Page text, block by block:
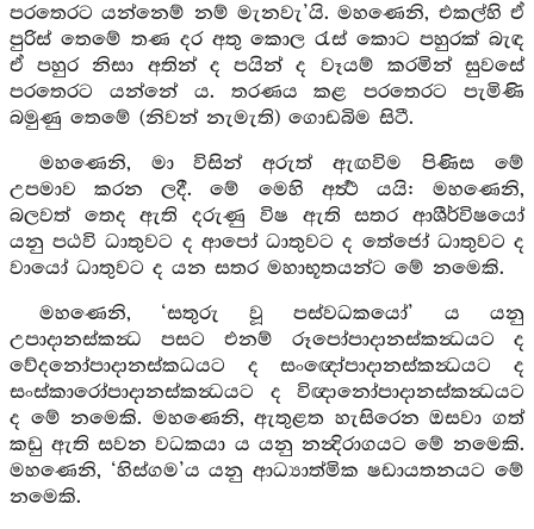
පරතෙරට යන්නෙම් නම් මැනවැ’යි. මහණෙනි, එකල්හි ඒ
පුරිස් තෙමේ තණ දර අතු කොල රැස් කොට පහුරක් බැඳ
ඒ පහුර නිසා අතින් ද පයින් ද වෑයම් කරමින් සුවසේ
පරතෙරට යන්නේ ය. තරණය කළ පරතෙරට පැමිණි
බමුණු තෙමේ (නිවන් නැමැති) ගොඩබිම සිටී.
මහණෙනි, මා විසින් අරුත් ඇඟවිම පිණිස මේ
උපමාව කරන ලදී. මේ මෙහි අර්‍ත්‍ථ යයි: මහණෙනි,
බලවත් තෙද ඇති දරුණු විෂ ඇති සතර ආශීර්විෂයෝ
යනු පඨවි ධාතුවට ද ආපෝ ධාතුවට ද තේජෝ ධාතුවට ද
වායෝ ධාතුවට ද යන සතර මහාභූතයන්ට මේ නමෙකි.
මහණෙනි, ‘සතුරු වූ පස්වධකයෝ’ ය යනු
උපාදානස්කන්‍ධ පසට එනම් රූපෝපාදානස්කන්‍ධයට ද
වේදනෝපාදානස්කධයට ද සංඥෝපාදානස්කන්‍ධයට ද
සංස්කාරෝපාදානස්කන්‍ධයට ද විඥානෝපාදානස්කන්‍ධයට
ද මේ නමෙකි. මහණෙනි, ඇතුළත හැසිරෙන ඔසවා ගත්
කඩු ඇති සවන වධකයා ය යනු නන්‍දිරාගයට මේ නමෙකි.
මහණෙනි, ‘හිස්ගම’ය යනු ආධ්‍යාත්මික ෂඩායතනයට මේ
නමෙකි.